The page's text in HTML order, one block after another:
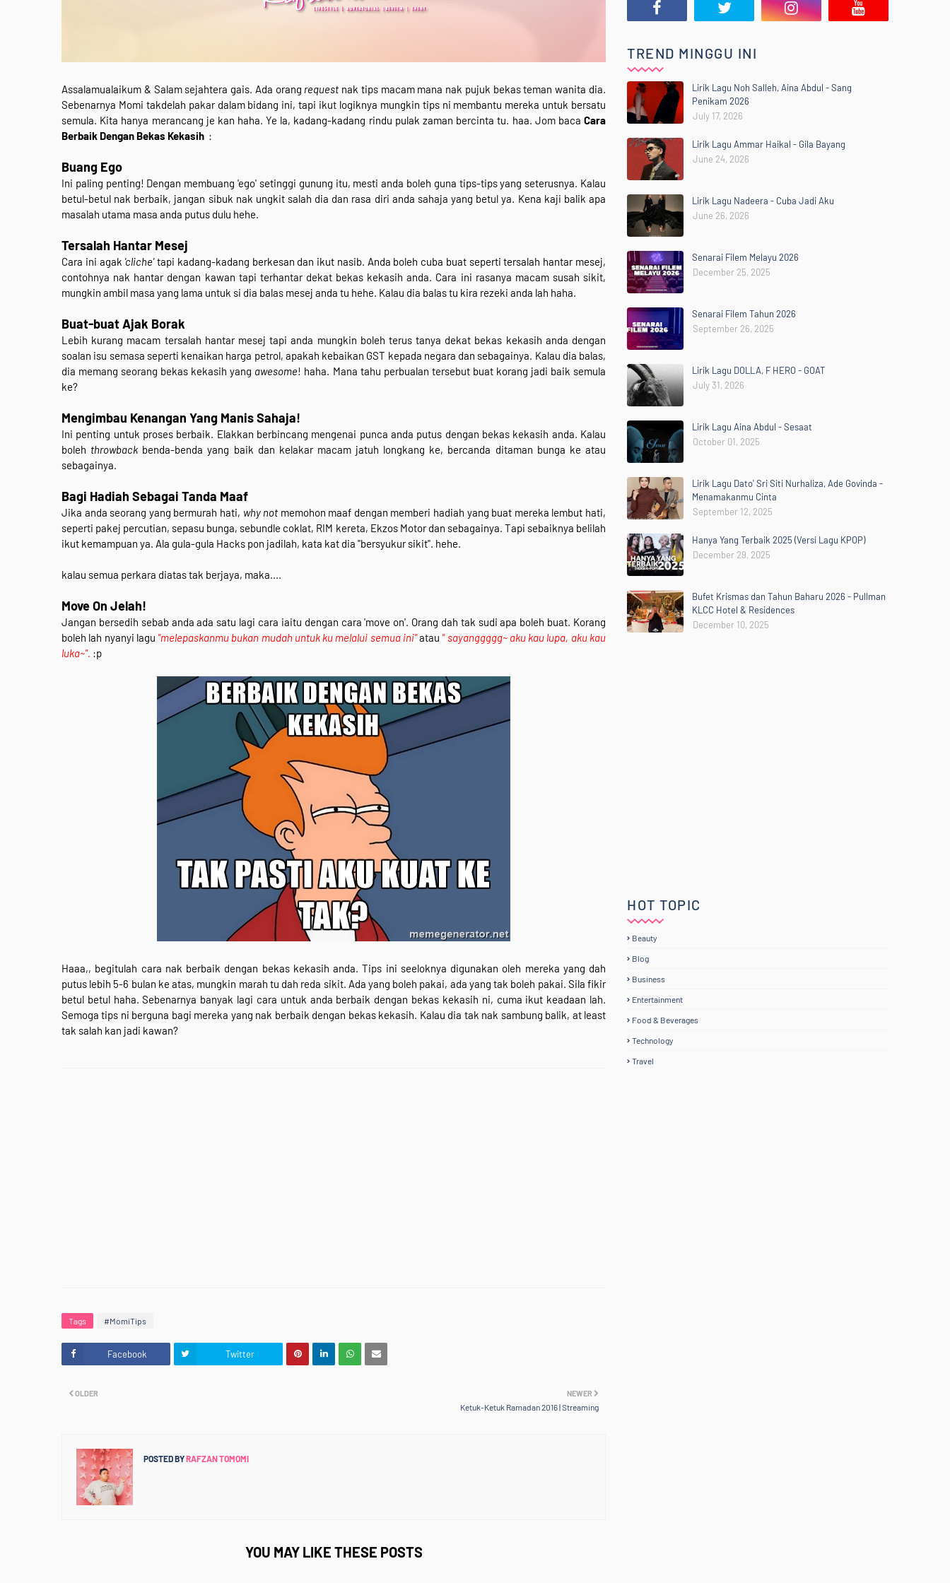
Assalamualaikum & Salam sejahtera gais. Ada orang request nak tips macam mana nak pujuk bekas teman wanita dia.
Sebenarnya Momi takdelah pakar dalam bidang ini, tapi ikut logiknya mungkin tips ni membantu mereka untuk bersatu
semula. Kita hanya merancang je kan haha. Ye la, kadang-kadang rindu pulak zaman bercinta tu. haa. Jom baca Cara
Berbaik Dengan Bekas Kekasih :
Buang Ego
Ini paling penting! Dengan membuang 'ego' setinggi gunung itu, mesti anda boleh guna tips-tips yang seterusnya. Kalau
betul-betul nak berbaik, jangan sibuk nak ungkit salah dia dan rasa diri anda sahaja yang betul ya. Kena kaji balik apa
masalah utama masa anda putus dulu hehe.
Tersalah Hantar Mesej
Cara ini agak 'cliche'tapi kadang-kadang berkesan dan ikut nasib. Anda boleh cuba buat seperti tersalah hantar mesej,
contohnya nak hantar dengan kawan tapi terhantar dekat bekas kekasih anda. Cara ini rasanya macam susah sikit,
mungkin ambil masa yang lama untuk si dia balas mesej anda tu hehe. Kalau dia balas tu kira rezeki anda lah haha.
Buat-buat Ajak Borak
Lebih kurang macam tersalah hantar mesej tapi anda mungkin boleh terus tanya dekat bekas kekasih anda dengan
soalan isu semasa seperti kenaikan harga petrol, apakah kebaikan GST kepada negara dan sebagainya. Kalau dia balas,
dia memang seorang bekas kekasih yang awesome! haha. Mana tahu perbualan tersebut buat korang jadi baik semula
ke?
Mengimbau Kenangan Yang Manis Sahaja!
Ini penting untuk proses berbaik. Elakkan berbincang mengenai punca anda putus dengan bekas kekasih anda. Kalau
boleh throwback benda-benda yang baik dan kelakar macam jatuh longkang ke, bercanda ditaman bunga ke atau
sebagainya.
Bagi Hadiah Sebagai Tanda Maaf
Jika anda seorang yang bermurah hati, why not memohon maaf dengan memberi hadiah yang buat mereka lembut hati,
seperti pakej percutian, sepasu bunga, sebundle coklat, RIM kereta, Ekzos Motor dan sebagainya. Tapi sebaiknya belilah
ikut kemampuan ya. Ala gula-gula Hacks pon jadilah, kata kat dia "bersyukur sikit". hehe.
kalau semua perkara diatas tak berjaya, maka....
Move On Jelah!
Jangan bersedih sebab anda ada satu lagi cara iaitu dengan cara 'move on'. Orang dah tak sudi apa boleh buat. Korang
boleh lah nyanyi lagu "melepaskanmu bukan mudah untuk ku melalui semua ini"atau " sayanggggg~ aku kau lupa, aku kau
luka~". :p
Haaa,, begitulah cara nak berbaik dengan bekas kekasih anda. Tips ini seeloknya digunakan oleh mereka yang dah
putus lebih 5-6 bulan ke atas, mungkin marah tu dah reda sikit. Ada yang boleh pakai, ada yang tak boleh pakai. Sila fikir
betul betul haha. Sebenarnya banyak lagi cara untuk anda berbaik dengan bekas kekasih ni, cuma ikut keadaan lah.
Semoga tips ni berguna bagi mereka yang nak berbaik dengan bekas kekasih. Kalau dia tak nak sambung balik, at least
tak salah kan jadi kawan?
Tags #MomiTips
Facebook Twitter
NEWER
Ketuk-Ketuk Ramadan 2016 | Streaming
OLDER
POSTED BYRAFZAN TOMOMI
YOU MAY LIKE THESE POSTS
TREND MINGGU INI
Lirik Lagu Noh Salleh, Aina Abdul - Sang
Penikam 2026
July 17, 2026
Lirik Lagu Ammar Haikal - Gila Bayang
June 24, 2026
Lirik Lagu Nadeera - Cuba Jadi Aku
June 26, 2026
Senarai Filem Melayu 2026
December 25, 2025
Senarai Filem Tahun 2026
September 26, 2025
Lirik Lagu DOLLA, F HERO - GOAT
July 31, 2026
Lirik Lagu Aina Abdul - Sesaat
October 01, 2025
Lirik Lagu Dato' Sri Siti Nurhaliza, Ade Govinda -
Menamakanmu Cinta
September 12, 2025
Hanya Yang Terbaik 2025 (Versi Lagu KPOP)
December 29, 2025
Bufet Krismas dan Tahun Baharu 2026 - Pullman
KLCC Hotel & Residences
December 10, 2025
HOT TOPIC
Beauty
Blog
Business
Entertainment
Food & Beverages
Technology
Travel